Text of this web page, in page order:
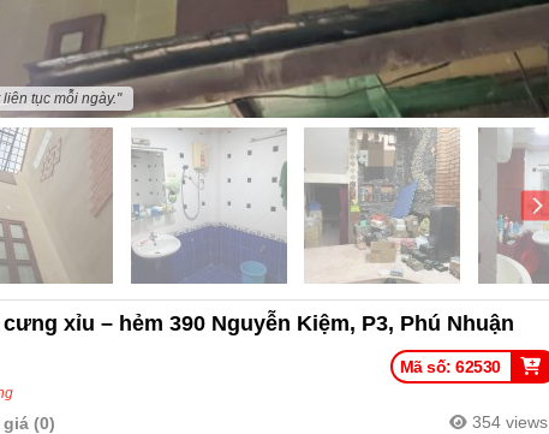
tục mỗi ngày."
xỉu – hẻm 390 Nguyễn Kiệm, P3, Phú Nhuận
Mã số: 62530
354 views
(0)